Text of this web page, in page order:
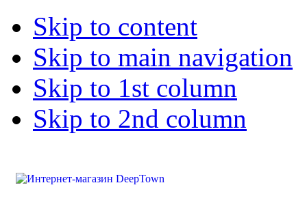
Skip to content
Skip to main navigation
Skip to 1st column
Skip to 2nd column